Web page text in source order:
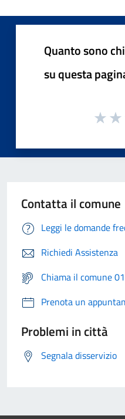
Quanto sono
su questa
Contatta il comune
Leggi le domande
Richiedi Assistenza
Chiama il comune
Prenota un
Problemi in città
Segnala disservizio